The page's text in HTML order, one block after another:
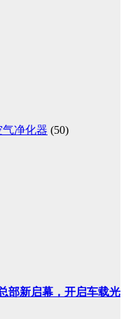
净化器 (50)
部新启幕，开启车载光